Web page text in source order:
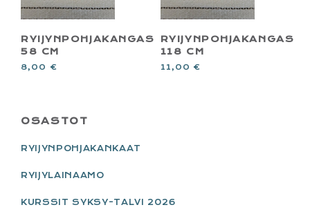
RYIJYNPOHJAKANGAS
58 CM
8,00 €
RYIJYNPOHJAKANGAS
118 CM
11,00 €
PRIMARY
SIDEBAR
OSASTOT
RYIJYNPOHJAKANKAAT
RYIJYLAINAAMO
KURSSIT SYKSY-TALVI 2026